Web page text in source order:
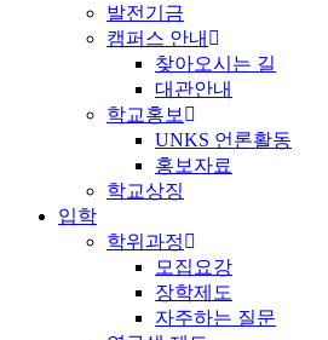
발전기금
캠퍼스 안내
찾아오시는 길
대관안내
학교홍보
UNKS 언론활동
홍보자료
학교상징
입학
학위과정
모집요강
장학제도
자주하는 질문